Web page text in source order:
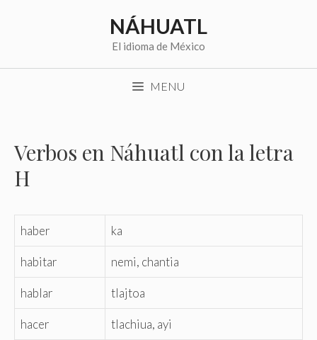
NÁHUATL
El idioma de México
MENU
Verbos en Náhuatl con la letra
H
haber ka
habitar nemi, chantia
hablar tlajtoa
hacer tlachiua, ayi